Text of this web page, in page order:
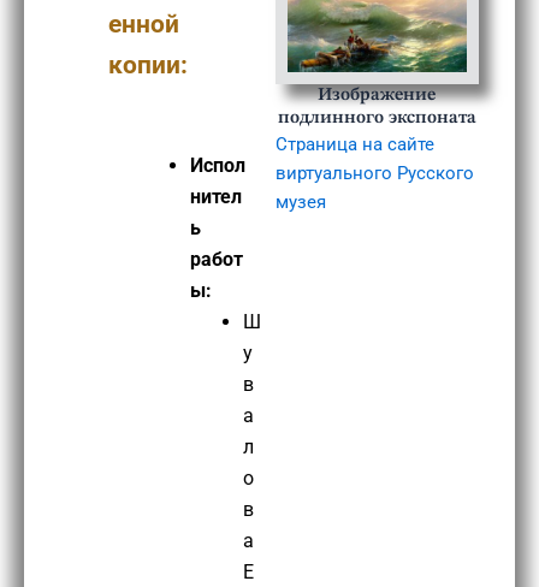
енной
копии:
Испол
нител
ь
работ
ы:
Ш
у
в
а
л
о
в
а
Е
Изображение
подлинного экспоната
Страница на сайте
виртуального Русского
музея